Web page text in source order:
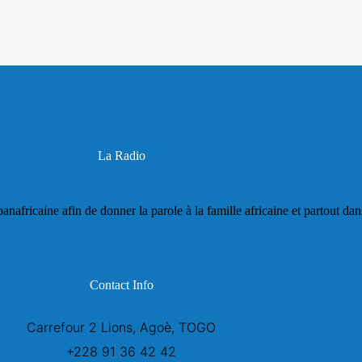
La Radio
afin de donner la parole à la famille africaine et partout
Contact Info
Carrefour 2 Lions, Agoè, TOGO
+228 91 36 42 42